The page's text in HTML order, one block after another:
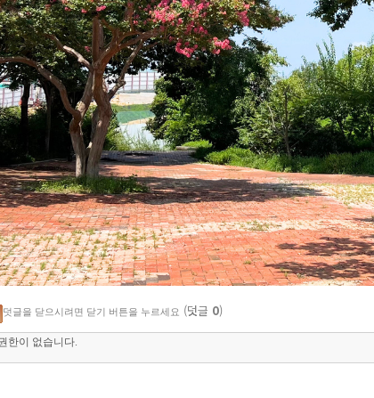
덧글을 닫으시려면 닫기 버튼을 누르세요 (덧글 0)